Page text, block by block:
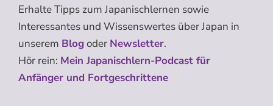
Erhalte Tipps zum Japanischlernen sowie
Interessantes und Wissenswertes über Japan in
unserem Blogoder Newsletter.
Hör rein: Mein Japanischlern-Podcast für
Anfänger und Fortgeschrittene